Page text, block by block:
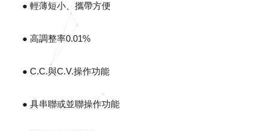
● 輕薄短小、攜帶方便
● 高調整率0.01%
● C.C.與C.V.操作功能
● 具串聯或並聯操作功能